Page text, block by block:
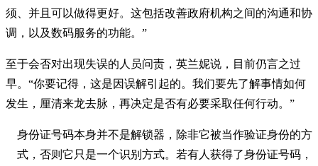
须、并且可以做得更好。这包括改善政府机构之间的沟通和协
调，以及数码服务的功能。”
至于会否对出现失误的人员问责，英兰妮说，目前仍言之过
早。“你要记得，这是因误解引起的。我们要先了解事情如何
发生，厘清来龙去脉，再决定是否有必要采取任何行动。”
身份证号码本身并不是解锁器，除非它被当作验证身份的方
式，否则它只是一个识别方式。若有人获得了身份证号码，